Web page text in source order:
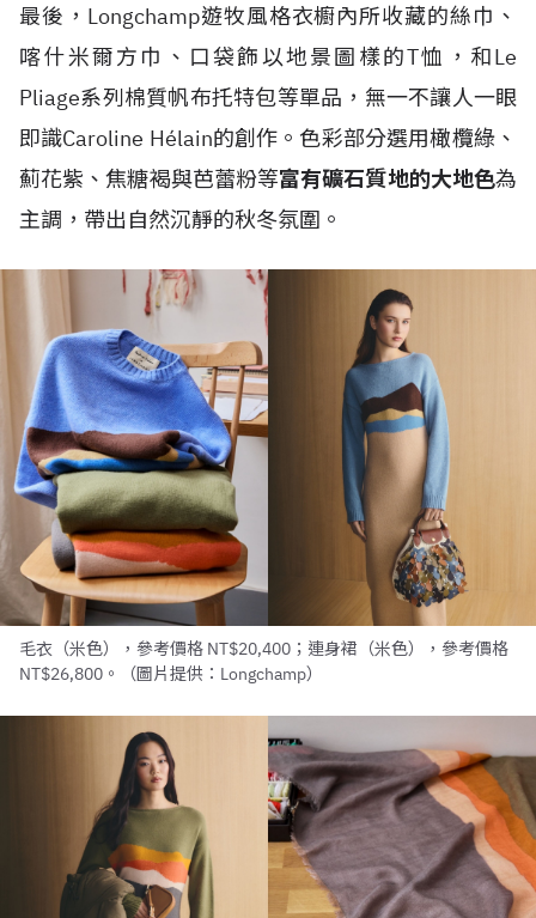
最後，Longchamp遊牧風格衣櫥內所收藏的絲巾、
喀什米爾方巾、口袋飾以地景圖樣的T恤，和Le
Pliage系列棉質帆布托特包等單品，無一不讓人一眼
即識Caroline Hélain的創作。色彩部分選用橄欖綠、
薊花紫、焦糖褐與芭蕾粉等富有礦石質地的大地色為
主調，帶出自然沉靜的秋冬氛圍。
毛衣（米色），參考價格 NT$20,400；連身裙（米色），參考價格
NT$26,800。（圖片提供：Longchamp）